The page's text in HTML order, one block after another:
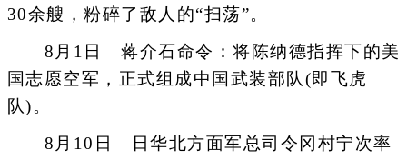
30余艘，粉碎了敌人的“扫荡”。
8月1日 蒋介石命令：将陈纳德指挥下的美
国志愿空军，正式组成中国武装部队(即飞虎
队)。
8月10日 日华北方面军总司令冈村宁次率